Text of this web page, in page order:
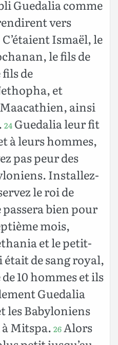
Guedalia comme
vers
Ismaël, le
le fils de
de
et
ainsi
24 Guedalia leur fit
à leurs hommes,
pas peur des
Installez-
le roi de
bien pour
mois,
et le petit-
était de sang royal,
10 hommes et ils
Guedalia
les Babyloniens
Mitspa. 26Alors